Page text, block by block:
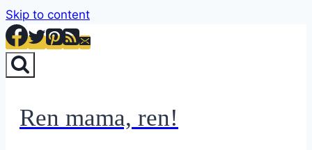
Skip to content
Ren mama, ren!